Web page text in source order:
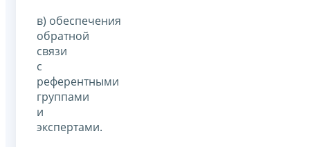
в) обеспечения
обратной
связи
с
референтными
группами
и
экспертами.